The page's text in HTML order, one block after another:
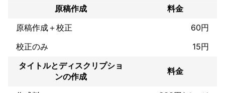
是非一度お話しをおうかがいする機会を頂ければ幸いです。
お返事・ご質問はミツモア上のチャットでも結構ですし、直接の
原稿作成
料金
原稿作成＋校正
60円
校正のみ
15円
タイトルとディスクリプショ
ンの作成
料金